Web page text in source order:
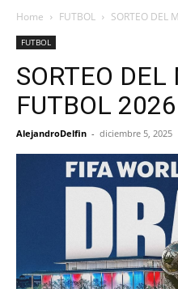
Home FUTBOL SORTEO DEL
FUTBOL
SORTEO
FUTBOL 2026
AlejandroDelfin - diciembre 5, 2025